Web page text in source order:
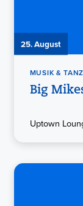
25. August
MUSIK & TANZ
Big
Uptown